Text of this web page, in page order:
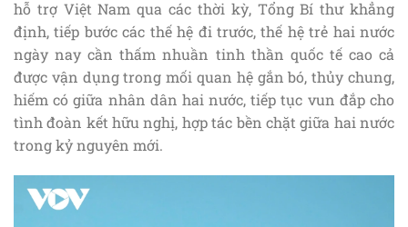
hỗ trợ Việt Nam qua các thời kỳ, Tổng Bí thư khẳng
định, tiếp bước các thế hệ đi trước, thế hệ trẻ hai nước
ngày nay cần thấm nhuần tinh thần quốc tế cao cả
được vận dụng trong mối quan hệ gắn bó, thủy chung,
hiếm có giữa nhân dân hai nước, tiếp tục vun đắp cho
tình đoàn kết hữu nghị, hợp tác bền chặt giữa hai nước
trong kỷ nguyên mới.